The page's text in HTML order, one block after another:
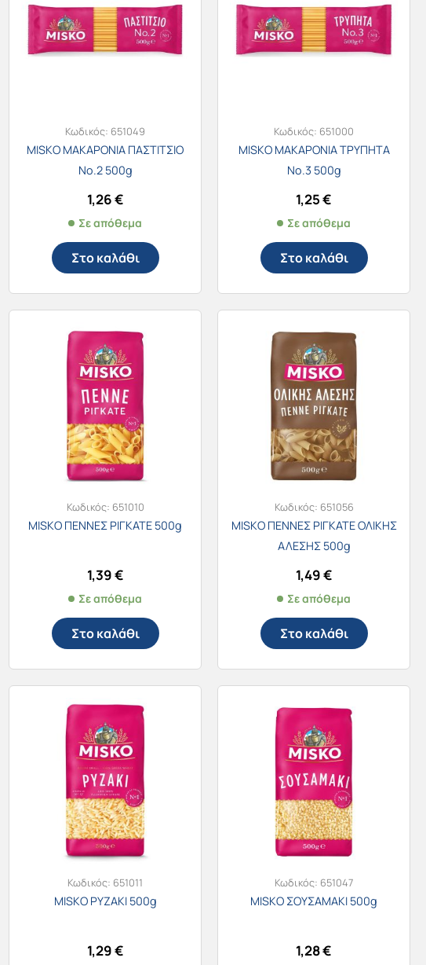
Κωδικός: 651049
MISKO ΜΑΚΑΡΟΝΙΑ ΠΑΣΤΙΤΣΙΟ
Νο.2 500g
1,26€
Σε απόθεμα
Στο καλάθι
Κωδικός: 651000
MISKO ΜΑΚΑΡΟΝΙΑ ΤΡΥΠΗΤΑ
Νο.3 500g
1,25€
Σε απόθεμα
Στο καλάθι
Κωδικός: 651010
MISKO ΠΕΝΝΕΣ ΡΙΓΚΑΤΕ 500g
1,39€
Σε απόθεμα
Στο καλάθι
Κωδικός: 651056
MISKO ΠΕΝΝΕΣ ΡΙΓΚΑΤΕ ΟΛΙΚΗΣ
ΑΛΕΣΗΣ 500g
1,49€
Σε απόθεμα
Στο καλάθι
Κωδικός: 651011
MISKO ΡΥΖΑΚΙ 500g
1,29€
Κωδικός: 651047
MISKO ΣΟΥΣΑΜΑΚΙ 500g
1,28€